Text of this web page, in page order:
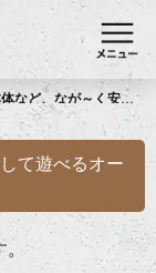
遊べるオーバーホール品を知っていますか？
て遊べるオー
。